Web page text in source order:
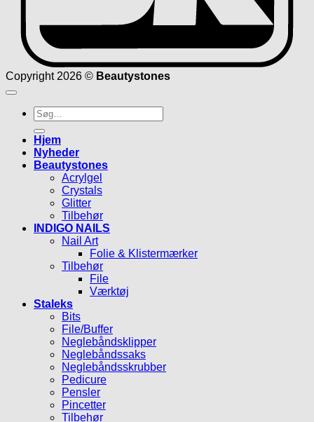
Copyright 2026 © Beautystones
Søg
efter:
Hjem
Nyheder
Beautystones
Acrylgel
Crystals
Glitter
Tilbehør
INDIGO NAILS
Nail Art
Folie & Klistermærker
Tilbehør
File
Værktøj
Staleks
Bits
File/Buffer
Neglebåndsklipper
Neglebåndssaks
Neglebåndsskrubber
Pedicure
Pensler
Pincetter
Tilbehør